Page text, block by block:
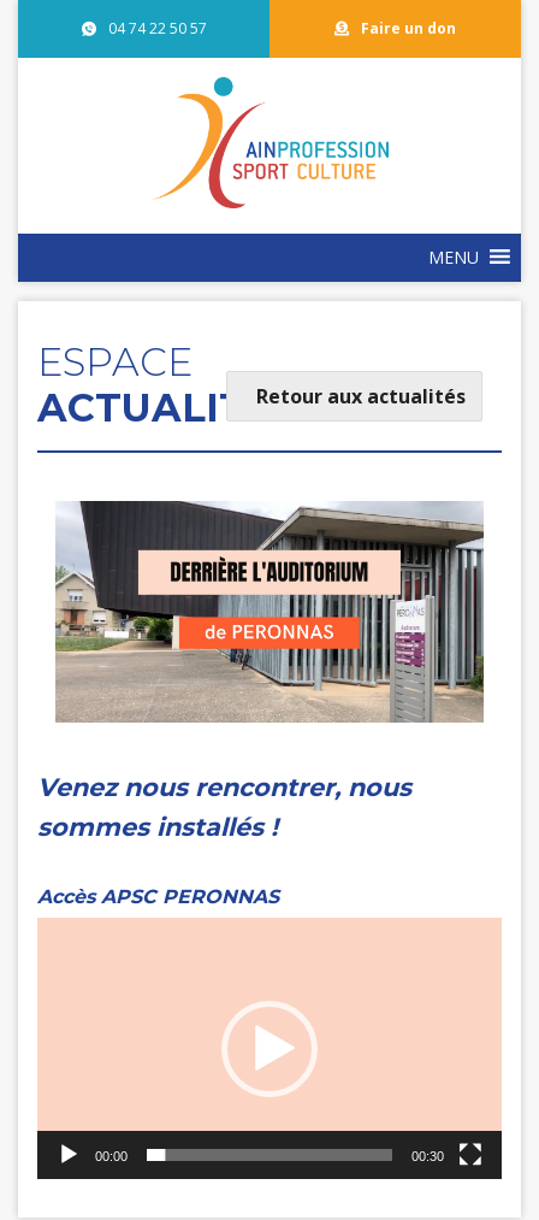
04 74 22 50 57 Faire un don
MENU
ESPACE
ACTUALITÉSRetour aux actualités
Venez nous rencontrer, nous
sommes installés !
Accès APSC PERONNAS
00:00 00:30